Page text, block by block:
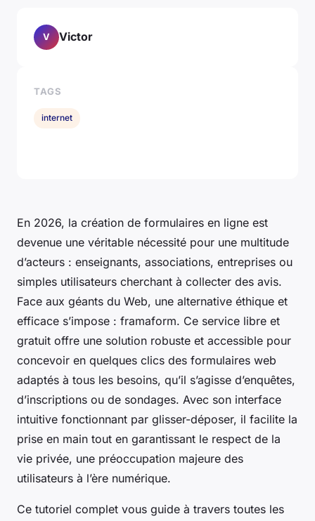
En 2026, la création de formulaires en ligne est
devenue une véritable nécessité pour une multitude
d’acteurs : enseignants, associations, entreprises ou
simples utilisateurs cherchant à collecter des avis.
Face aux géants du Web, une alternative éthique et
efficace s’impose : framaform. Ce service libre et
gratuit offre une solution robuste et accessible pour
concevoir en quelques clics des formulaires web
adaptés à tous les besoins, qu’il s’agisse d’enquêtes,
d’inscriptions ou de sondages. Avec son interface
intuitive fonctionnant par glisser-déposer, il facilite la
prise en main tout en garantissant le respect de la
vie privée, une préoccupation majeure des
utilisateurs à l’ère numérique.
Ce tutoriel complet vous guide à travers toutes les
V Victor
TAGS
internet